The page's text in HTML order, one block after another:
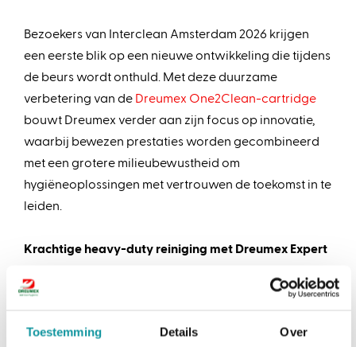
Toestemming Details Over
Bezoekers van Interclean Amsterdam 2026 krijgen
een eerste blik op een nieuwe ontwikkeling die tijdens
de beurs wordt onthuld. Met deze duurzame
verbetering van de Dreumex One2Clean-cartridge
bouwt Dreumex verder aan zijn focus op innovatie,
waarbij bewezen prestaties worden gecombineerd
met een grotere milieubewustheid om
hygiëneoplossingen met vertrouwen de toekomst in te
leiden.
Krachtige heavy-duty reiniging met Dreumex Expert
reinigingsdoeken, waaronder de